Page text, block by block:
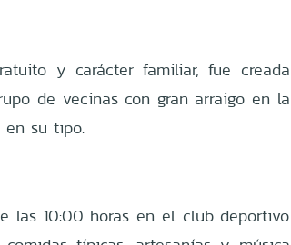
y carácter familiar, fue creada
de vecinas con gran arraigo en la
en su tipo.
las 10:00 horas en el club deportivo